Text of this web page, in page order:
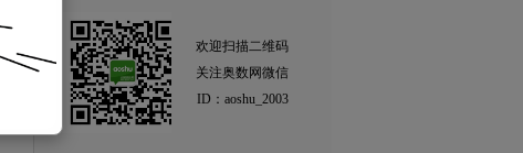
欢迎扫描二维码
关注奥数网微信
ID：aoshu_2003